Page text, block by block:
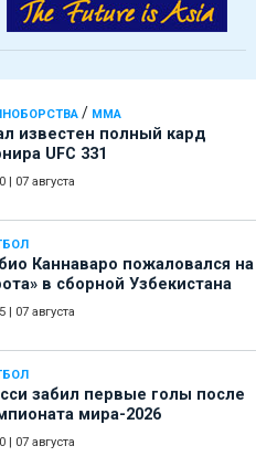
/ ММА
известен полный кард
UFC 331
07 августа
Каннаваро пожаловался на
в сборной Узбекистана
07 августа
забил первые голы после
мира-2026
07 августа